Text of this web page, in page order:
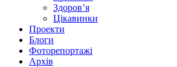
Здоров’я
Цікавинки
Проекти
Блоги
Фоторепортажі
Архів